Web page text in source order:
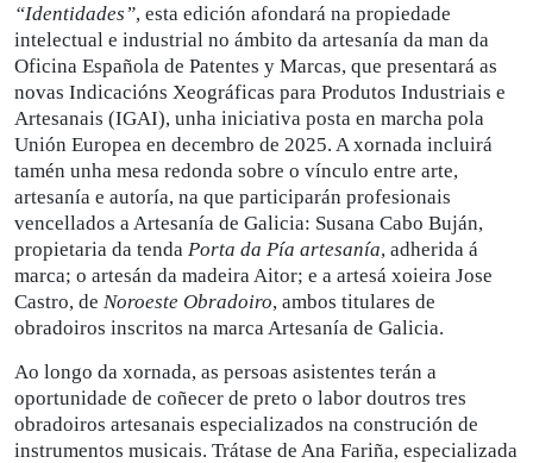
“Identidades”, esta edición afondará na propiedade
intelectual e industrial no ámbito da artesanía da man da
Oficina Española de Patentes y Marcas, que presentará as
novas Indicacións Xeográficas para Produtos Industriais e
Artesanais (IGAI), unha iniciativa posta en marcha pola
Unión Europea en decembro de 2025. A xornada incluirá
tamén unha mesa redonda sobre o vínculo entre arte,
artesanía e autoría, na que participarán profesionais
vencellados a Artesanía de Galicia: Susana Cabo Buján,
propietaria da tenda Porta da Pía artesanía, adherida á
marca; o artesán da madeira Aitor; e a artesá xoieira Jose
Castro, de Noroeste Obradoiro, ambos titulares de
obradoiros inscritos na marca Artesanía de Galicia.
Ao longo da xornada, as persoas asistentes terán a
oportunidade de coñecer de preto o labor doutros tres
obradoiros artesanais especializados na construción de
instrumentos musicais. Trátase de Ana Fariña, especializada